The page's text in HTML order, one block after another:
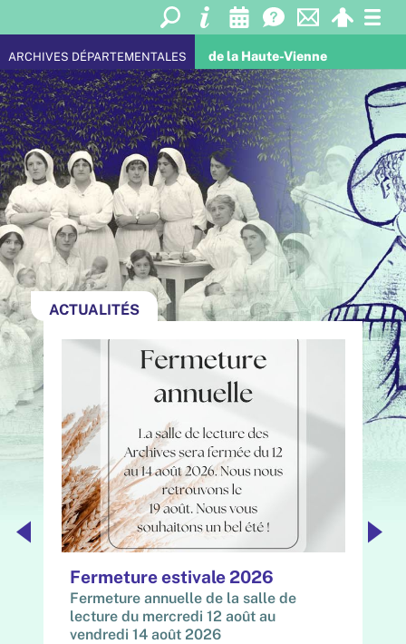
ARCHIVES DÉPARTEMENTALES de la Haute-Vienne
Fermeture estivale 2026
Fermeture annuelle de la salle de
lecture du mercredi 12 août au
vendredi 14 août 2026